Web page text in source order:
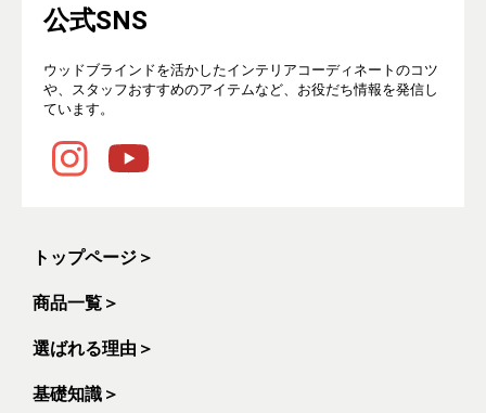
公式SNS
ウッドブラインドを活かしたインテリアコーディネートのコツ
や、スタッフおすすめのアイテムなど、お役だち情報を発信し
ています。
トップページ ＞
商品一覧 ＞
選ばれる理由 ＞
基礎知識 ＞